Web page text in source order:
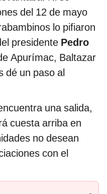
del 12 de mayo
lo pifiaron
presidente Pedro
Apurímac, Baltazar
dé un paso al
una salida,
cuesta arriba en
no desean
con el